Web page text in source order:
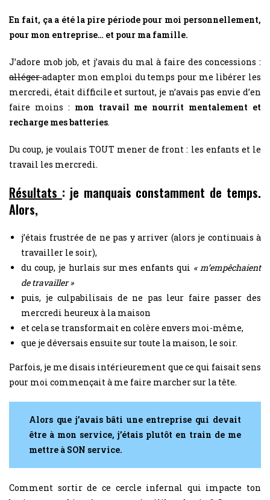
En fait, ça a été la pire période pour moi personnellement,
pour mon entreprise… et pour ma famille.
J’adore mob job, et j’avais du mal à faire des concessions :
allégeradapter mon emploi du temps pour me libérer les
mercredi, était difficile et surtout, je n’avais pas envie d’en
faire moins : mon travail me nourrit mentalement et
recharge mes batteries.
Du coup, je voulais TOUT mener de front : les enfants et le
travail les mercredi.
Résultats : je manquais constamment de temps.
Alors,
j’étais frustrée de ne pas y arriver (alors je continuais à
travailler le soir),
du coup, je hurlais sur mes enfants qui « m’empêchaient
de travailler »
puis, je culpabilisais de ne pas leur faire passer des
mercredi heureux à la maison
et cela se transformait en colère envers moi-même,
que je déversais ensuite sur toute la maison, le soir.
Parfois, je me disais intérieurement que ce qui faisait sens
pour moi commençait à me faire marcher sur la tête.
Alors que j’avais bâti une entreprise qui devait
être à mon service, j’étais plutôt en train de me
mettre à SON service.
Comment sortir de ce cercle infernal qui impacte ton